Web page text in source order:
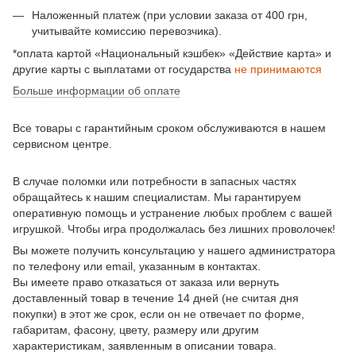
Наложенный платеж (при условии заказа от 400 грн,
учитывайте комиссию перевозчика).
*оплата картой «Национальный кэшбек» «Действие карта» и
другие карты с выплатами от государства не принимаются
Больше информации об оплате
Все товары с гарантийным сроком обслуживаются в нашем
сервисном центре.
В случае поломки или потребности в запасных частях
обращайтесь к нашим специалистам. Мы гарантируем
оперативную помощь и устранение любых проблем с вашей
игрушкой. Чтобы игра продолжалась без лишних проволочек!
Вы можете получить консультацию у нашего администратора
по телефону или email, указанным в контактах.
Вы имеете право отказаться от заказа или вернуть
доставленный товар в течение 14 дней (не считая дня
покупки) в этот же срок, если он не отвечает по форме,
габаритам, фасону, цвету, размеру или другим
характеристикам, заявленным в описании товара.